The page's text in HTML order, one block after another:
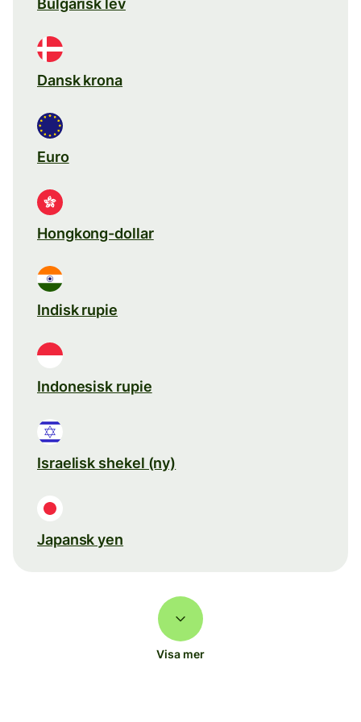
Bulgarisk lev
Dansk krona
Euro
Hongkong-dollar
Indisk rupie
Indonesisk rupie
Israelisk shekel (ny)
Japansk yen
Visa mer